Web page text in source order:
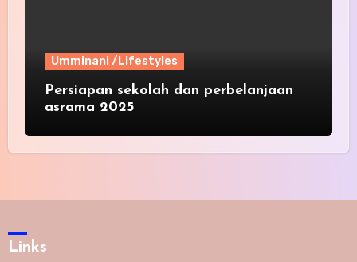
Umminani /Lifestyles
Persiapan sekolah dan perbelanjaan
asrama 2025
Links